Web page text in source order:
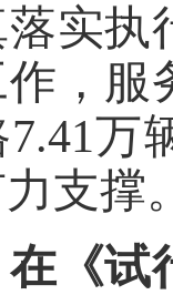
实执
，服
万
支撑
在《